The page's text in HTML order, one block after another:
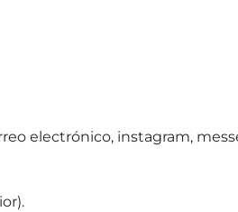
electrónico, instagram,